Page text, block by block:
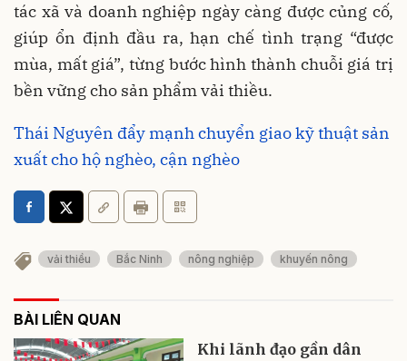
tác xã và doanh nghiệp ngày càng được củng cố,
giúp ổn định đầu ra, hạn chế tình trạng “được
mùa, mất giá”, từng bước hình thành chuỗi giá trị
bền vững cho sản phẩm vải thiều.
Thái Nguyên đẩy mạnh chuyển giao kỹ thuật sản
xuất cho hộ nghèo, cận nghèo
vải thiều Bắc Ninh nông nghiệp khuyến nông
BÀI LIÊN QUAN
Khi lãnh đạo gần dân